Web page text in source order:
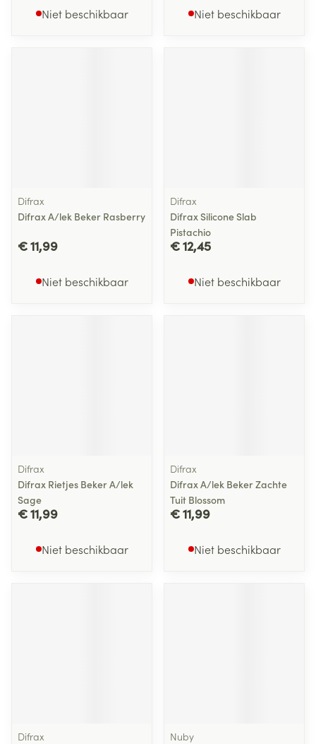
Niet beschikbaar Niet beschikbaar
Difrax
Difrax A/lek Beker Rasberry
€ 11,99
Niet beschikbaar
Difrax
Difrax Silicone Slab
Pistachio
€ 12,45
Niet beschikbaar
Difrax
Difrax Rietjes Beker A/lek
Sage
€ 11,99
Niet beschikbaar
Difrax
Difrax A/lek Beker Zachte
Tuit Blossom
€ 11,99
Niet beschikbaar
Difrax
Nuby